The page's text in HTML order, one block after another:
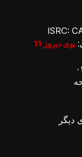
ISRC:
بوی دیروز 11
دیگر